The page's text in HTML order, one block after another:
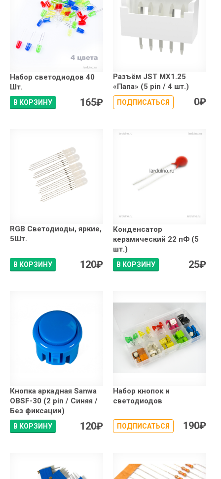
Набор светодиодов 40
Шт.
В КОРЗИНУ 165₽
Разъём JST MX1.25
«Папа» (5 pin / 4 шт.)
ПОДПИСАТЬСЯ 0₽
RGB Светодиоды, яркие,
5Шт.
В КОРЗИНУ 120₽
Конденсатор
керамический 22 пФ (5
шт.)
В КОРЗИНУ 25₽
Кнопка аркадная Sanwa
OBSF-30 (2 pin / Синяя /
Без фиксации)
В КОРЗИНУ 120₽
Набор кнопок и
светодиодов
ПОДПИСАТЬСЯ 190₽